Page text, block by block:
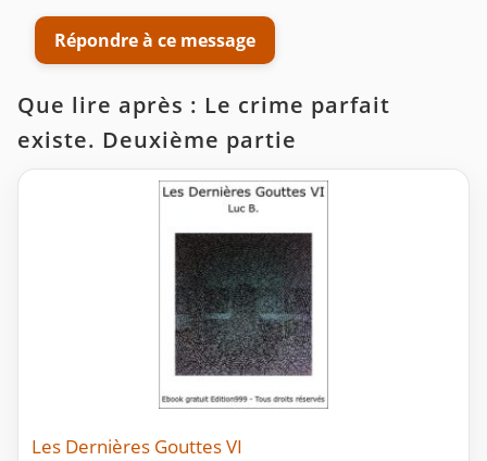
Répondre à ce message
Que lire après : Le crime parfait
existe. Deuxième partie
Les Dernières Gouttes VI